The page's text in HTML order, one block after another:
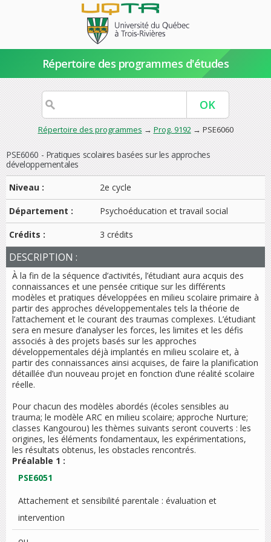
Répertoire des programmes d'études
Répertoire des programmes → Prog. 9192→ PSE6060
PSE6060 - Pratiques scolaires basées sur les approches
développementales
Niveau :
2e cycle
Département : Psychoéducation et travail social
Crédits : 3 crédits
DESCRIPTION :
À la fin de la séquence d’activités, l’étudiant aura acquis des
connaissances et une pensée critique sur les différents
modèles et pratiques développées en milieu scolaire primaire à
partir des approches développementales tels la théorie de
l’attachement et le courant des traumas complexes. L’étudiant
sera en mesure d’analyser les forces, les limites et les défis
associés à des projets basés sur les approches
développementales déjà implantés en milieu scolaire et, à
partir des connaissances ainsi acquises, de faire la planification
détaillée d’un nouveau projet en fonction d’une réalité scolaire
réelle.
Pour chacun des modèles abordés (écoles sensibles au
trauma; le modèle ARC en milieu scolaire; approche Nurture;
classes Kangourou) les thèmes suivants seront couverts : les
origines, les éléments fondamentaux, les expérimentations,
les résultats obtenus, les obstacles rencontrés.
Préalable 1 :
PSE6051
Attachement et sensibilité parentale : évaluation et
intervention